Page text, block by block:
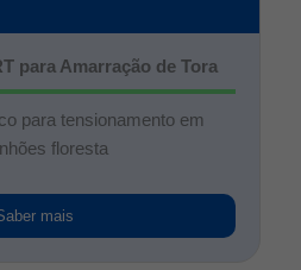
para Amarração de Tora
para tensionamento em
floresta
mais